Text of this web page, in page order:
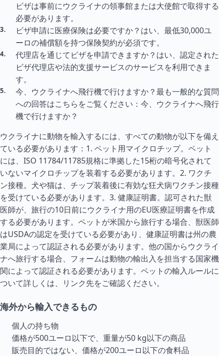
ビザは事前にウクライナの領事館または大使館で取得する
必要があります。
ビザ申請に医療保険は必要ですか？はい、最低30,000ユ
ーロの補償額を持つ保険契約が必須です。
代理店を通じてビザを申請できますか？はい、認定された
ビザ代理店や法的支援サービスのサービスを利用できま
す。
今、ウクライナへ飛行機で行けますか？最も一般的な質問
への回答はこちらをご覧ください：今、ウクライナへ飛行
機で行けますか？
ウクライナに動物を輸入するには、すべての動物が以下を備え
ている必要があります：1. ペット用マイクロチップ。ペット
には、ISO 11784/11785規格に準拠した15桁の暗号化されて
いないマイクロチップを装着する必要があります。2. ワクチ
ン接種。犬や猫は、チップ装着後に有効な狂犬病ワクチン接種
を受けている必要があります。3. 健康証明書。認可された獣
医師が、旅行の10日前にウクライナ用のEU医療証明書を作成
する必要があります。ペットが米国から旅行する場合、獣医師
はUSDAの認定を受けている必要があり、健康証明書は州の農
業局によって認証される必要があります。他の国からウクライ
ナへ旅行する場合、フォームは動物の輸出入を担当する国家機
関によって認証される必要があります。ペットの輸入ルールに
ついて詳しくは、リンク先をご確認ください。
海外から輸入できるもの
個人の持ち物
価格が500ユーロ以下で、重量が50 kg以下の商品
販売目的ではない、価格が200ユーロ以下の食料品